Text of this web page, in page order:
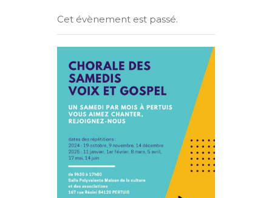
Cet évènement est passé.